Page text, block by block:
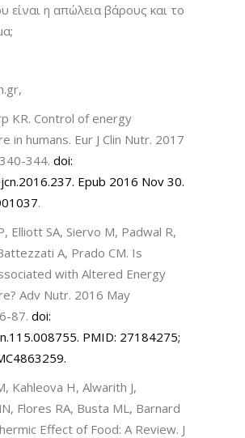
είναι η απώλεια βάρους και το
KR. Control of energy
in humans. Eur J Clin Nutr. 2017
344. doi:
Epub 2016 Nov 30.
.
Elliott SA, Siervo M, Padwal R,
A, Prado CM. Is
with Altered Energy
Adv Nutr. 2016 May
87. doi:
PMID: 27184275;
Kahleova H, Alwarith J,
Flores RA, Busta ML, Barnard
Effect of Food: A Review. J